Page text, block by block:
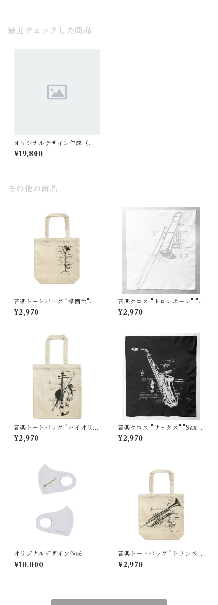
最近チェックした商品
オリジナルデザイン作成（音
楽シャツ）
¥19,800
その他の商品
音楽トートバッグ "譜面台"
"Music Stand"小
¥2,970
音楽クロス "トロンボーン" "T
rombone"白
¥2,970
音楽トートバッグ "バイオリ
ン" "Violin"大
¥2,970
音楽クロス "サックス" "Saxo
phone"黒
¥2,970
オリジナルデザイン作成
¥10,000
音楽トートバッグ "トランペッ
ト" "Trumpet"小
¥2,970